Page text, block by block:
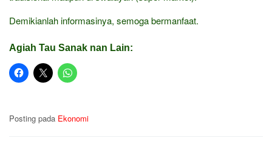
Demikianlah informasinya, semoga bermanfaat.
Agiah Tau Sanak nan Lain:
Posting pada Ekonomi